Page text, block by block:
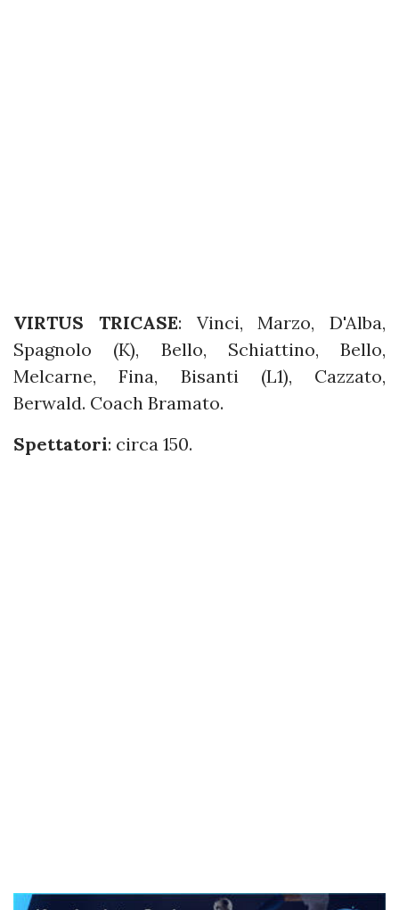
VIRTUS TRICASE: Vinci, Marzo, D'Alba,
Spagnolo (K), Bello, Schiattino, Bello,
Melcarne, Fina, Bisanti (L1), Cazzato,
Berwald. Coach Bramato.
Spettatori: circa 150.